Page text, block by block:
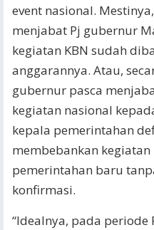
event nasional.
menjabat Pj gubernur
kegiatan KBN sudah
anggarannya. Atau,
gubernur pasca
kegiatan nasional
kepala pemerintahan
membebankan
pemerintahan baru
konfirmasi.
“Idealnya, pada